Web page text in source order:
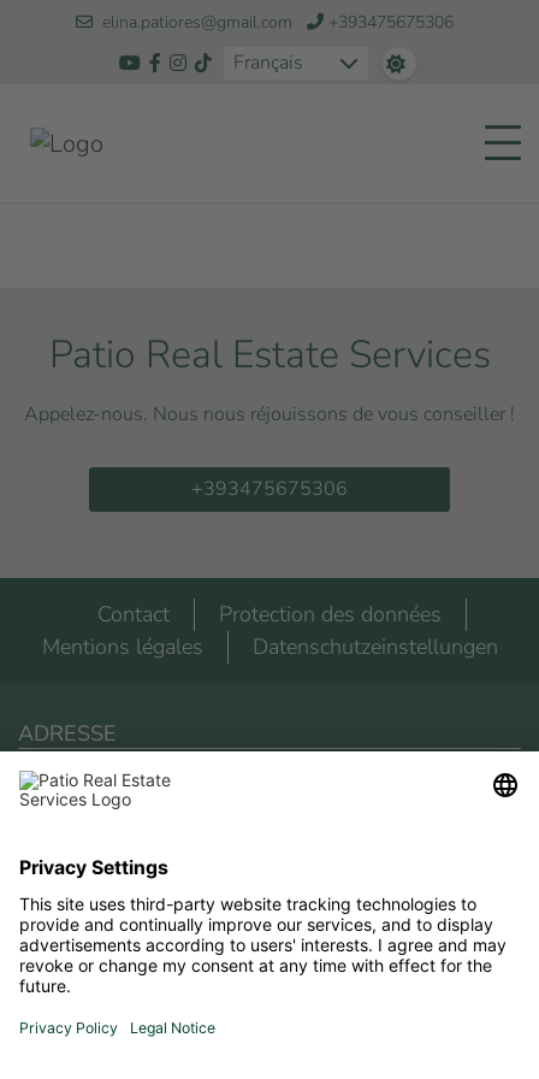
elina.patiores@gmail.com +393475675306
Français
Patio Real Estate Services
Appelez-nous. Nous nous réjouissons de vous conseiller !
+393475675306
Contact
Protection des données
Mentions légales
Datenschutzeinstellungen
ADRESSE
Patio Real Estate Services
Via San Giuseppe 2
Téléphone
+393475675306
E-mail
elina.patiores@gmail.com
SITUATION ET PLANIFICATION D'ITINÉRAIRE